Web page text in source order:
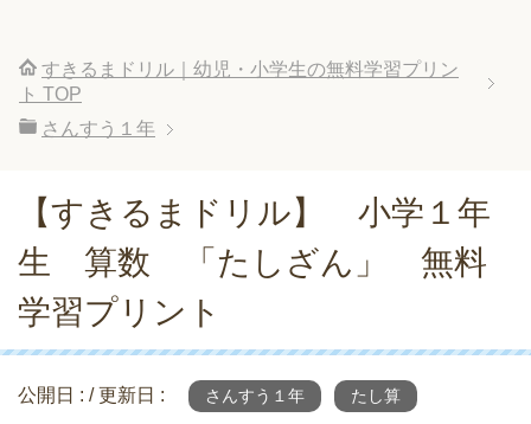
すきるまドリル｜幼児・小学生の無料学習プリン
ト TOP
さんすう１年
【すきるまドリル】 小学１年
生 算数 「たしざん」 無料
学習プリント
公開日 : / 更新日 : さんすう１年 たし算